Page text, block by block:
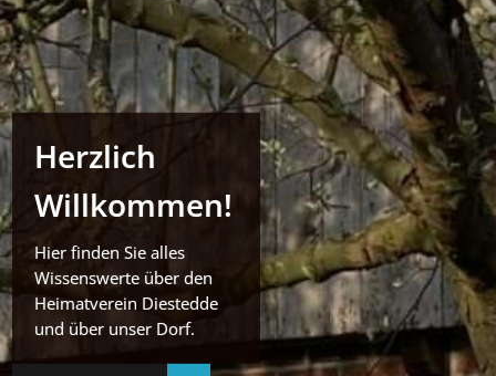
Herzlich
Willkommen!
Hier finden Sie alles
Wissenswerte über den
Heimatverein Diestedde
und über unser Dorf.